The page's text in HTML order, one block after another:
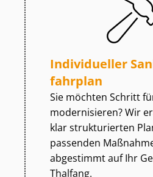
Individueller
fahr­plan
Sie möchten Schritt
modernisieren? Wir
klar strukturierten
passenden
abgestimmt auf Ihr
Thalfang.